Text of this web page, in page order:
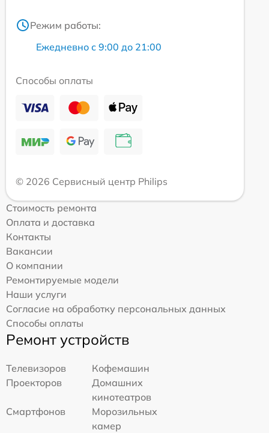
Режим работы:
Ежедневно с 9:00 до 21:00
Способы оплаты
© 2026 Сервисный центр Philips
Стоимость ремонта
Оплата и доставка
Контакты
Вакансии
О компании
Ремонтируемые модели
Наши услуги
Согласие на обработку персональных данных
Способы оплаты
Ремонт устройств
Телевизоров
Кофемашин
Проекторов
Домашних
кинотеатров
Смартфонов
Морозильных
камер